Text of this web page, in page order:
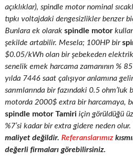
açıklıklar), spindle motor nominal
tıpkı voltajdaki dengesizlikler benzer
Bunlara ek olarak spindle motor
şekilde artabilir. Mesela; 100HP bir
$0.05/kWh olan bir şebekeden
senelik emek harcama zamanının %
yılda 7446 saat çalışıyor anlamına
sarımlarında bir fazındaki 0.5 ohm’luk
motorda 2000$ extra bir harcamaya,
spindle motor Tamiri için görüldüğü
%7’si kadar bir extra gidere neden olur.
maliyet değildir. Referanslarımız
değerli firmaları görebilirsiniz.